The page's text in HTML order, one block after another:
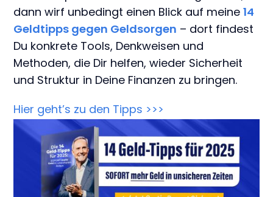
dann wirf unbedingt einen Blick auf meine14
Geldtipps gegen Geldsorgen – dort findest
Du konkrete Tools, Denkweisen und
Methoden, die Dir helfen, wieder Sicherheit
und Struktur in Deine Finanzen zu bringen.
Hier geht’s zu den Tipps >>>